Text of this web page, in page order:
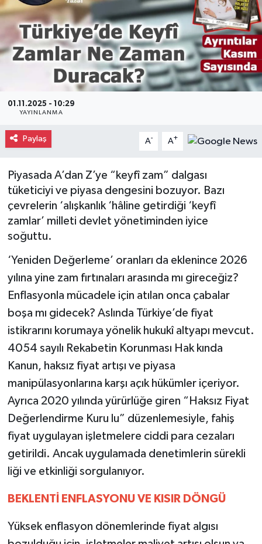
01.11.2025 - 10:29
YAYINLANMA
Paylaş A- A+
Piyasada A’dan Z’ye “keyfî zam” dalgası
tüketiciyi ve piyasa dengesini bozuyor. Bazı
çevrelerin ‘alışkanlık ‘hâline getirdiği ‘keyfî
zamlar’ milleti devlet yönetiminden iyice
soğuttu.
‘Yeniden Değerleme’ oranları da eklenince 2026
yılına yine zam fırtınaları arasında mı gireceğiz?
Enflasyonla mücadele için atılan onca çabalar
boşa mı gidecek? Aslında Türkiye’de fiyat
istikrarını korumaya yönelik hukukî altyapı mevcut.
4054 sayılı Rekabetin Korunması Hak kında
Kanun, haksız fiyat artışı ve piyasa
manipülasyonlarına karşı açık hükümler içeriyor.
Ayrıca 2020 yılında yürürlüğe giren “Haksız Fiyat
Değerlendirme Kuru lu” düzenlemesiyle, fahiş
fiyat uygulayan işletmelere ciddi para cezaları
getirildi. Ancak uygulamada denetimlerin sürekli
liği ve etkinliği sorgulanıyor.
BEKLENTİ ENFLASYONU VE KISIR DÖNGÜ
Yüksek enflasyon dönemlerinde fiyat algısı
Gayrimenkul
Spor
Eğitim